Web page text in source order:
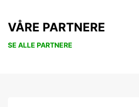
VÅRE PARTNERE
SE ALLE PARTNERE